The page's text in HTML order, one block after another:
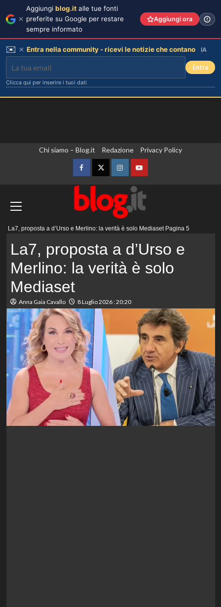
Chi siamo – Blog.it Redazione Privacy Policy
FacebookTwitterInstagramYouTube
La7, proposta a d’Urso e Merlino: la verità è solo Mediaset Pagina 5
La7, proposta a d’Urso e
Merlino: la verità è solo
Mediaset
Anna Gaia Cavallo 8 Luglio 2026 : 20:20
Aggiungi blog.it alle tue fonti
preferite su Google per restare
sempre informato
Aggiungi ora
✉️ Entra nella community - ricevi le notizie che contano IA
Entra
Clicca qui per inserire i tuoi dati